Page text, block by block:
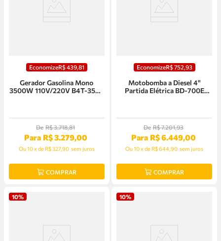
EconomizeR$439,81
Gerador Gasolina Mono
3500W 110V/220V B4T-3500
De R$3.718,81
Para R$3.279,00
Ou10xde R$ 327,90 sem juros
COMPRAR
EconomizeR$752,93
Motobomba a Diesel 4"
Partida Elétrica BD-700E
De R$7.201,93
Para R$6.449,00
Ou10xde R$ 644,90 sem juros
COMPRAR
10% 10%